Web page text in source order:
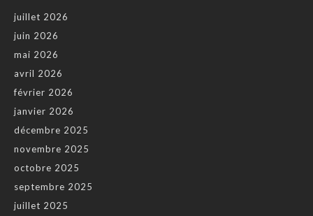
juillet 2026
juin 2026
mai 2026
avril 2026
février 2026
janvier 2026
décembre 2025
novembre 2025
octobre 2025
septembre 2025
juillet 2025